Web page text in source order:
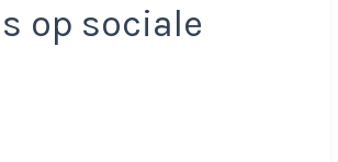
op sociale